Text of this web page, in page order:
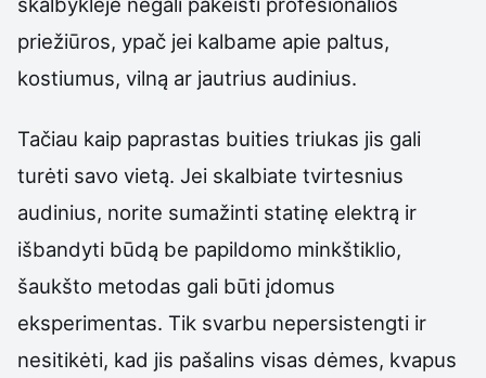
priežiūros, ypač jei kalbame apie paltus,
kostiumus, vilną ar jautrius audinius.
Tačiau kaip paprastas buities triukas jis gali
turėti savo vietą. Jei skalbiate tvirtesnius
audinius, norite sumažinti statinę elektrą ir
išbandyti būdą be papildomo minkštiklio,
šaukšto metodas gali būti įdomus
eksperimentas. Tik svarbu nepersistengti ir
nesitikėti, kad jis pašalins visas dėmes, kvapus